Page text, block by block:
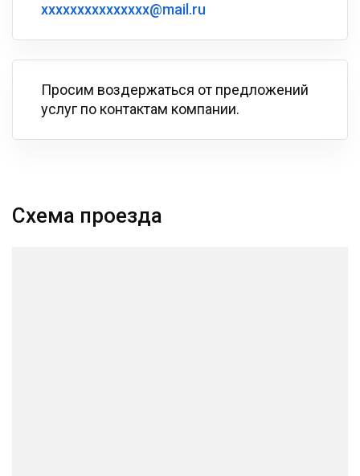
xxxxxxxxxxxxxxx@mail.ru
Просим воздержаться от предложений
услуг по контактам компании.
Схема проезда